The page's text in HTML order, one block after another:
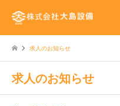
求人のお知らせ
求人のお知らせ